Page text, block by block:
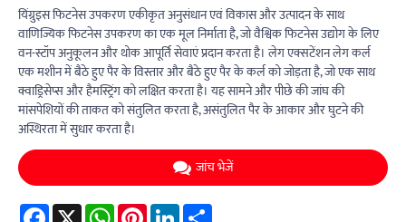
यिंग्रुइस फिटनेस उपकरण एकीकृत अनुसंधान एवं विकास और उत्पादन के साथ
वाणिज्यिक फिटनेस उपकरण का एक मूल निर्माता है, जो वैश्विक फिटनेस उद्योग के लिए
वन-स्टॉप अनुकूलन और थोक आपूर्ति सेवाएं प्रदान करता है। लेग एक्सटेंशन लेग कर्ल
एक मशीन में बैठे हुए पैर के विस्तार और बैठे हुए पैर के कर्ल को जोड़ता है, जो एक साथ
क्वाड्रिसेप्स और हैमस्ट्रिंग को लक्षित करता है। यह सामने और पीछे की जांघ की
मांसपेशियों की ताकत को संतुलित करता है, असंतुलित पैर के आकार और घुटने की
अस्थिरता में सुधार करता है।
जांच भेजें
Facebook
X WhatsAppPinterestLinkedIn